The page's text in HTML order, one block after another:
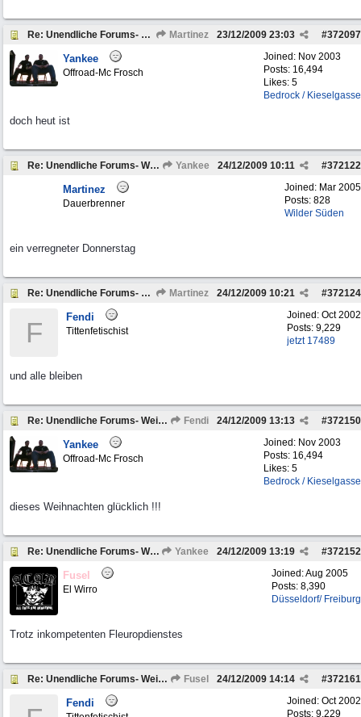
Re: Unendliche Forums- Weihnachtsgeschichte Martinez #372097
23/12/2009 23:03
Joined: Nov 2003
Posts: 16,494
Likes: 5
Bedrock / Kieselgasse
Yankee
Offroad-Mc Frosch
doch heut ist
Re: Unendliche Forums- Weihnachtsgeschichte Yankee #372122
24/12/2009 10:11
Joined: Mar 2005
Posts: 828
Wilder Süden
Martinez
Dauerbrenner
ein verregneter Donnerstag
Re: Unendliche Forums- Weihnachtsgeschichte Martinez #372124
24/12/2009 10:21
Joined: Oct 2002
Posts: 9,229
jetzt 17489
F Fendi
Tittenfetischist
und alle bleiben
Re: Unendliche Forums- Weihnachtsgeschichte Fendi #372150
24/12/2009 13:13
Joined: Nov 2003
Posts: 16,494
Likes: 5
Bedrock / Kieselgasse
Yankee
Offroad-Mc Frosch
dieses Weihnachten glücklich !!!
Re: Unendliche Forums- Weihnachtsgeschichte Yankee #372152
24/12/2009 13:19
Joined:Aug 2005
Posts: 8,390
Düsseldorf/ Freiburg
Fusel
El Wirro
Trotz inkompetenten Fleuropdienstes
Re: Unendliche Forums- Weihnachtsgeschichte Fusel #372161
24/12/2009 14:14
Joined: Oct 2002
Posts: 9,229
Fendi